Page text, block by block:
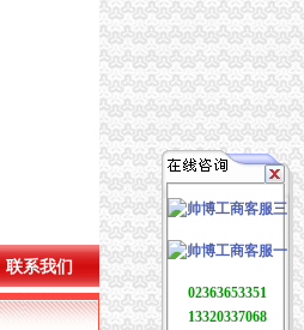
联系我们
02363653351
13320337068